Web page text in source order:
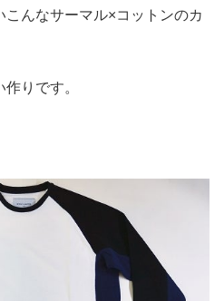
んなサーマル×コットンのカ
りです。